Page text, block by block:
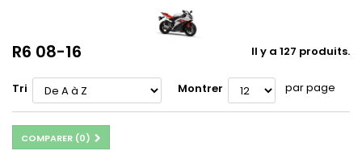
R6 08-16 Il y a 127 produits.
Tri Montrer par page
COMPARER (0)